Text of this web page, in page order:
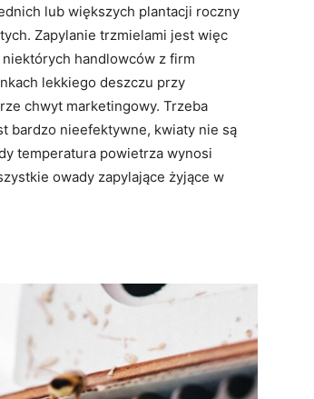
lub większych plantacji roczny
Zapylanie trzmielami jest więc
handlowców z firm
lekkiego deszczu przy
chwyt marketingowy. Trzeba
bardzo nieefektywne, kwiaty nie są
temperatura powietrza wynosi
owady zapylające żyjące w